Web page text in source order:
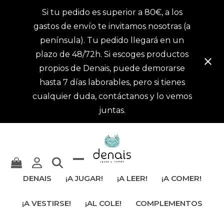
Si tu pedido es superior a 80€, a los
gastos de envío te invitamos nosotras (a
península). Tu pedido llegará en un
plazo de 48/72h. Si escoges productos
propios de Denais, puede demorarse
hasta 7 días laborables, pero si tienes
cualquier duda, contáctanos y lo vemos
juntas.
ocultar
móvil
DENAIS ¡A JUGAR! ¡A LEER! ¡A COMER!
¡A VESTIRSE! ¡AL COLE! COMPLEMENTOS